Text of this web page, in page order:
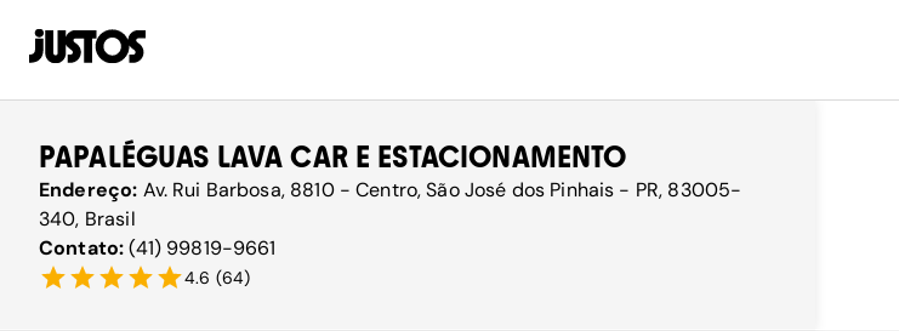
PAPALÉGUAS LAVA CAR E ESTACIONAMENTO
Endereço: Av. Rui Barbosa, 8810 - Centro, São José dos Pinhais - PR, 83005-
340, Brasil
Contato:(41) 99819-9661
4.6 (64)